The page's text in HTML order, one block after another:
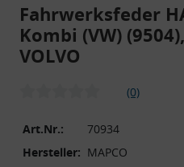
Fahrwerksfeder
Kombi (VW)
VOLVO
(0)
Art.Nr.:
70934
Hersteller: MAPCO